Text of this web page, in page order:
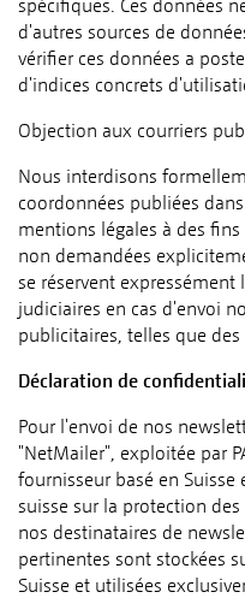
spécifiques. Ces données
d'autres sources de
vérifier ces données a
d'indices concrets
Objection aux courriers
Nous interdisons
coordonnées publiées
mentions légales à des
non demandées
se réservent
judiciaires en cas d'envoi
publicitaires, telles que des
Déclaration de
Pour l'envoi de nos
"NetMailer", exploitée par
fournisseur basé en
suisse sur la protection
nos destinataires de
pertinentes sont stockées
Suisse et utilisées